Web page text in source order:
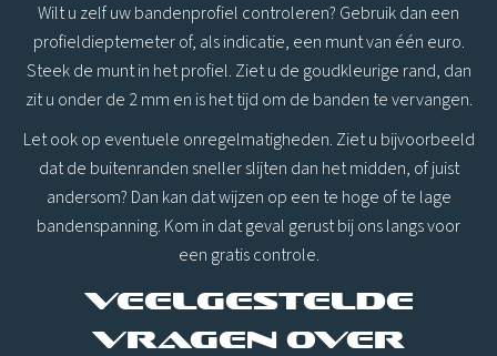
Wilt u zelf uw bandenprofiel controleren? Gebruik dan een
profieldieptemeter of, als indicatie, een munt van één euro.
Steek de munt in het profiel. Ziet u de goudkleurige rand, dan
zit u onder de 2 mm en is het tijd om de banden te vervangen.
Let ook op eventuele onregelmatigheden. Ziet u bijvoorbeeld
dat de buitenranden sneller slijten dan het midden, of juist
andersom? Dan kan dat wijzen op een te hoge of te lage
bandenspanning. Kom in dat geval gerust bij ons langs voor
een gratis controle.
Veelgestelde
vragen over